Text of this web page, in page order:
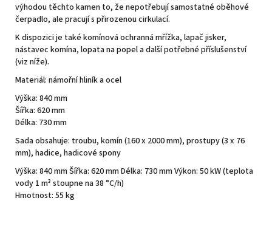
výhodou těchto kamen to, že nepotřebují samostatné oběhové
čerpadlo, ale pracují s přirozenou cirkulací.
K dispozici je také komínová ochranná mřížka, lapač jisker,
nástavec komína, lopata na popel a další potřebné příslušenství
(viz níže).
Materiál: námořní hliník a ocel
Výška: 840 mm
Šířka: 620 mm
Délka: 730 mm
Sada obsahuje: troubu, komín (160 x 2000 mm), prostupy (3 x 76
mm), hadice, hadicové spony
Výška: 840 mm Šířka: 620 mm Délka: 730 mm Výkon: 50 kW (teplota
vody 1 m³ stoupne na 38 °C/h)
Hmotnost: 55 kg